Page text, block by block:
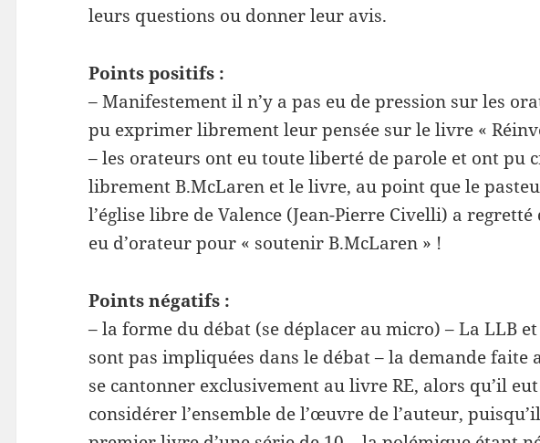
leurs questions ou donner leur avis.
Points positifs :
– Manifestement il n’y a pas eu de pression sur les
pu exprimer librement leur pensée sur le livre «
– les orateurs ont eu toute liberté de parole et ont pu
librement B.McLaren et le livre, au point que le
l’église libre de Valence (Jean-Pierre Civelli) a regretté
eu d’orateur pour « soutenir B.McLaren » !
Points négatifs :
– la forme du débat (se déplacer au micro) – La LLB et
sont pas impliquées dans le débat – la demande faite
se cantonner exclusivement au livre RE, alors qu’il
considérer l’ensemble de l’œuvre de l’auteur,